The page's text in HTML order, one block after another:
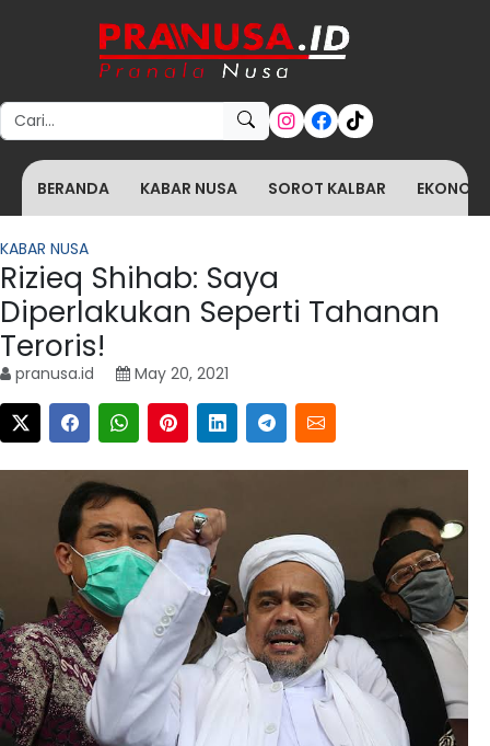
Search for:
BERANDA KABAR NUSA SOROT KALBAR
KABAR NUSA
Rizieq Shihab: Saya
Diperlakukan Seperti Tahanan
Teroris!
pranusa.id May 20, 2021